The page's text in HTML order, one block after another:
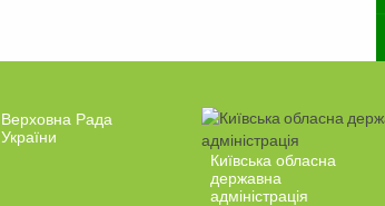
Верховна Рада
України
Київська обласна
державна
адміністрація